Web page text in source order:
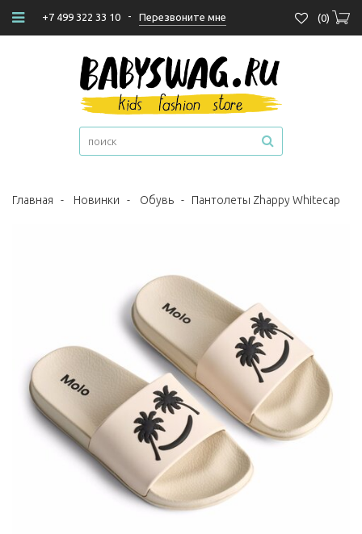
+7 499 322 33 10 - Перезвоните мне (0)
Главная - Новинки - Обувь - Пантолеты Zhappy Whitecap